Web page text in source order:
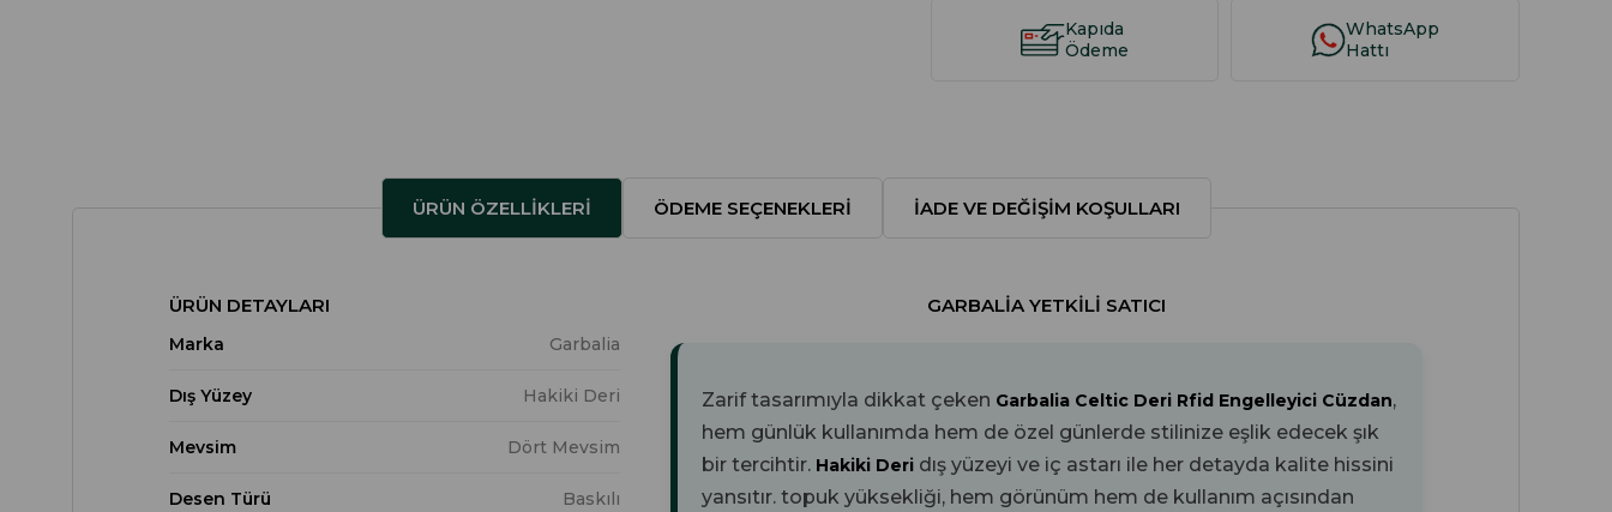
Kapıda
Ödeme
WhatsApp
Hattı
ÜRÜN ÖZELLIKLERI ÖDEME SEÇENEKLERI İADE VE DEĞIŞIM KOŞULLARI
ÜRÜN DETAYLARI
Marka Garbalia
Dış Yüzey Hakiki Deri
Mevsim Dört Mevsim
Desen Türü Baskılı
GARBALIA YETKILI SATICI
Zarif tasarımıyla dikkat çeken Garbalia Celtic Deri Rfid Engelleyici Cüzdan,
hem günlük kullanımda hem de özel günlerde stilinize eşlik edecek şık
bir tercihtir. Hakiki Deri dış yüzeyi ve iç astarı ile her detayda kalite hissini
yansıtır. topuk yüksekliği, hem görünüm hem de kullanım açısından